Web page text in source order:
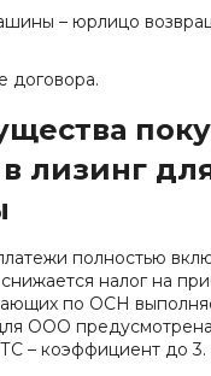
– юрлицо
договора.
лизинг
полностью
снижается налог на
по ОСН
ООО
– коэффициент до 3.